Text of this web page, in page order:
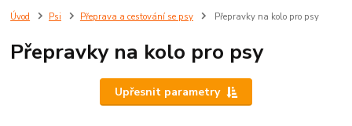
Úvod Psi Přeprava a cestování se psy Přepravky na kolo pro psy
Přepravky na kolo pro psy
Upřesnit parametry